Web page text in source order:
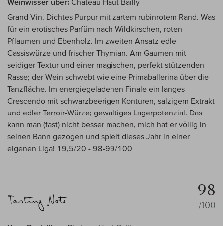
Weinwisser über: Chateau Haut Bailly
Grand Vin. Dichtes Purpur mit zartem rubinrotem Rand. Was
für ein erotisches Parfüm nach Wildkirschen, roten
Pflaumen und Ebenholz. Im zweiten Ansatz edle
Cassiswürze und frischer Thymian. Am Gaumen mit
seidiger Textur und einer magischen, perfekt stützenden
Rasse; der Wein schwebt wie eine Primaballerina über die
Tanzfläche. Im energiegeladenen Finale ein langes
Crescendo mit schwarzbeerigen Konturen, salzigem Extrakt
und edler Terroir-Würze; gewaltiges Lagerpotenzial. Das
kann man (fast) nicht besser machen, mich hat er völlig in
seinen Bann gezogen und spielt dieses Jahr in einer
eigenen Liga! 19,5/20 - 98-99/100
98
/100